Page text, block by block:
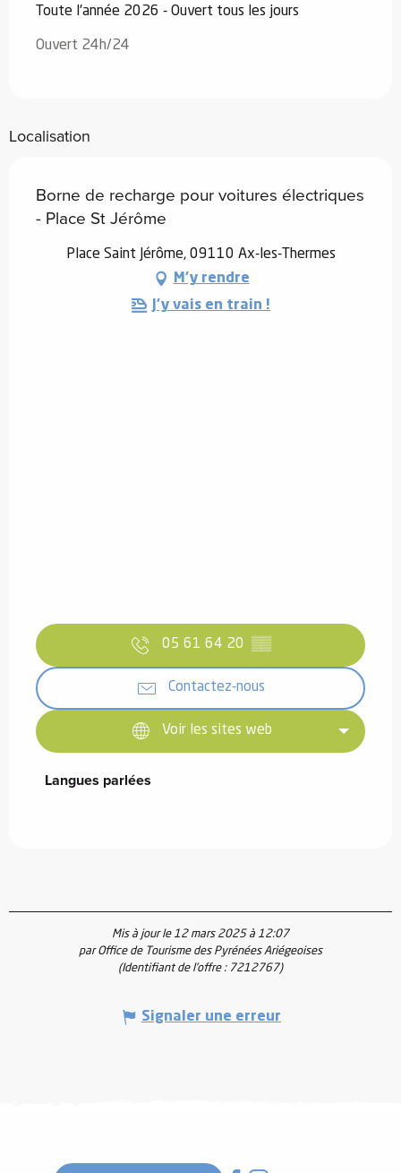
Toute l'année 2026 - Ouvert tous les jours
Ouvert 24h/24
Localisation
Borne de recharge pour voitures électriques
- Place St Jérôme
Place Saint Jérôme, 09110 Ax-les-Thermes
M'y rendre
J'y vais en train !
05 61 64 20 ▒▒
Contactez-nous
Voir les sites web
Langues parlées
Langues parlées
Mis à jour le 12 mars 2025 à 12:07
par Office de Tourisme des Pyrénées Ariégeoises
(Identifiant de l'offre : 7212767)
Signaler une erreur